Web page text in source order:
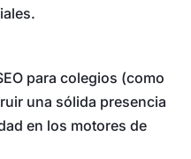
para colegios (como
una sólida presencia
en los motores de